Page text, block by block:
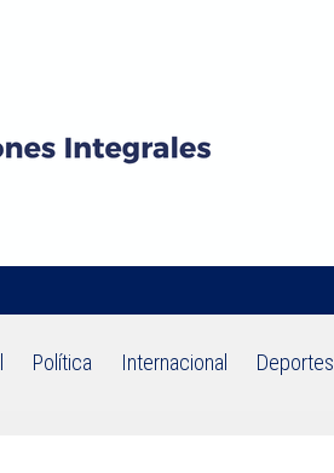
Política Internacional Deportes